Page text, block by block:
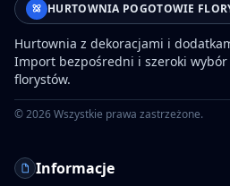
HURTOWNIA POGOTOWIE
Hurtownia z dekoracjami i
Import bezpośredni i szeroki
florystów.
©2026Wszystkie prawa zastrzeżone.
Informacje